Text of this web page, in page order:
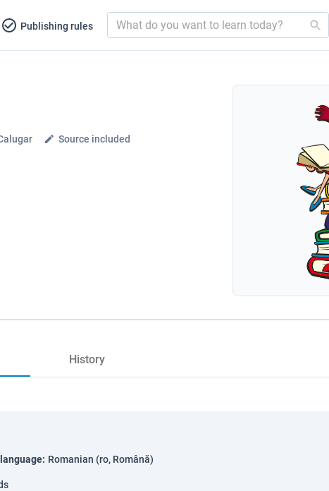
Publishing rules
Source included
History
: Romanian (ro, Română)